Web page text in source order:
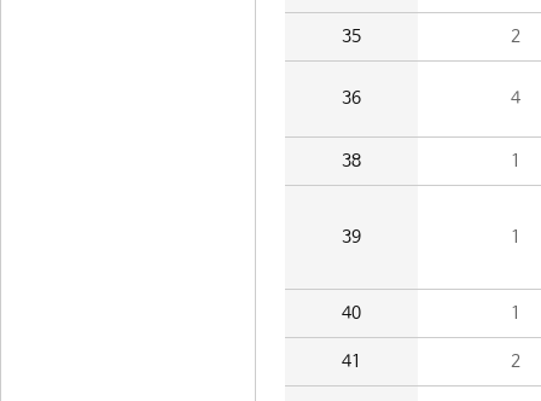
35 2
36 4
38 1
39 1
40 1
41 2